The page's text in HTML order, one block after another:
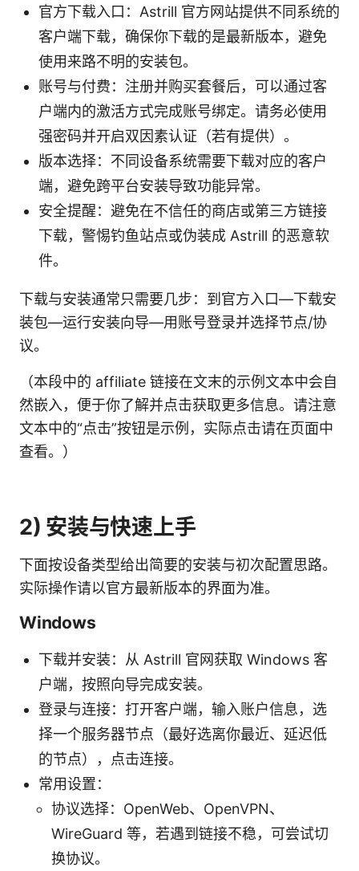
官方下载入口：Astrill 官方网站提供不同系统的
客户端下载，确保你下载的是最新版本，避免
使用来路不明的安装包。
账号与付费：注册并购买套餐后，可以通过客
户端内的激活方式完成账号绑定。请务必使用
强密码并开启双因素认证（若有提供）。
版本选择：不同设备系统需要下载对应的客户
端，避免跨平台安装导致功能异常。
安全提醒：避免在不信任的商店或第三方链接
下载，警惕钓鱼站点或伪装成 Astrill 的恶意软
件。
下载与安装通常只需要几步：到官方入口—下载安
装包—运行安装向导—用账号登录并选择节点/协
议。
（本段中的 affiliate 链接在文末的示例文本中会自
然嵌入，便于你了解并点击获取更多信息。请注意
文本中的“点击”按钮是示例，实际点击请在页面中
查看。）
2) 安装与快速上手
下面按设备类型给出简要的安装与初次配置思路。
实际操作请以官方最新版本的界面为准。
Windows
下载并安装：从 Astrill 官网获取 Windows 客
户端，按照向导完成安装。
登录与连接：打开客户端，输入账户信息，选
择一个服务器节点（最好选离你最近、延迟低
的节点），点击连接。
常用设置：
协议选择：OpenWeb、OpenVPN、
WireGuard 等，若遇到链接不稳，可尝试切
换协议。